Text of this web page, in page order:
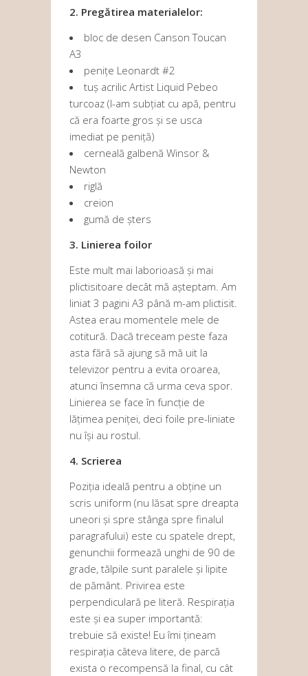
2. Pregătirea materialelor:
bloc de desen Canson Toucan
A3
penițe Leonardt #2
tuș acrilic Artist Liquid Pebeo
turcoaz (l-am subțiat cu apă, pentru
că era foarte gros și se usca
imediat pe peniță)
cerneală galbenă Winsor &
Newton
riglă
creion
gumă de șters
3. Linierea foilor
Este mult mai laborioasă și mai
plictisitoare decât mă așteptam. Am
liniat 3 pagini A3 până m-am plictisit.
Astea erau momentele mele de
cotitură. Dacă treceam peste faza
asta fără să ajung să mă uit la
televizor pentru a evita oroarea,
atunci însemna că urma ceva spor.
Linierea se face în funcție de
lățimea peniței, deci foile pre-liniate
nu își au rostul.
4. Scrierea
Poziția ideală pentru a obține un
scris uniform (nu lăsat spre dreapta
uneori și spre stânga spre finalul
paragrafului) este cu spatele drept,
genunchii formează unghi de 90 de
grade, tălpile sunt paralele și lipite
de pământ. Privirea este
perpendiculară pe literă. Respirația
este și ea super importantă:
trebuie să existe! Eu îmi țineam
respirația câteva litere, de parcă
exista o recompensă la final, cu cât